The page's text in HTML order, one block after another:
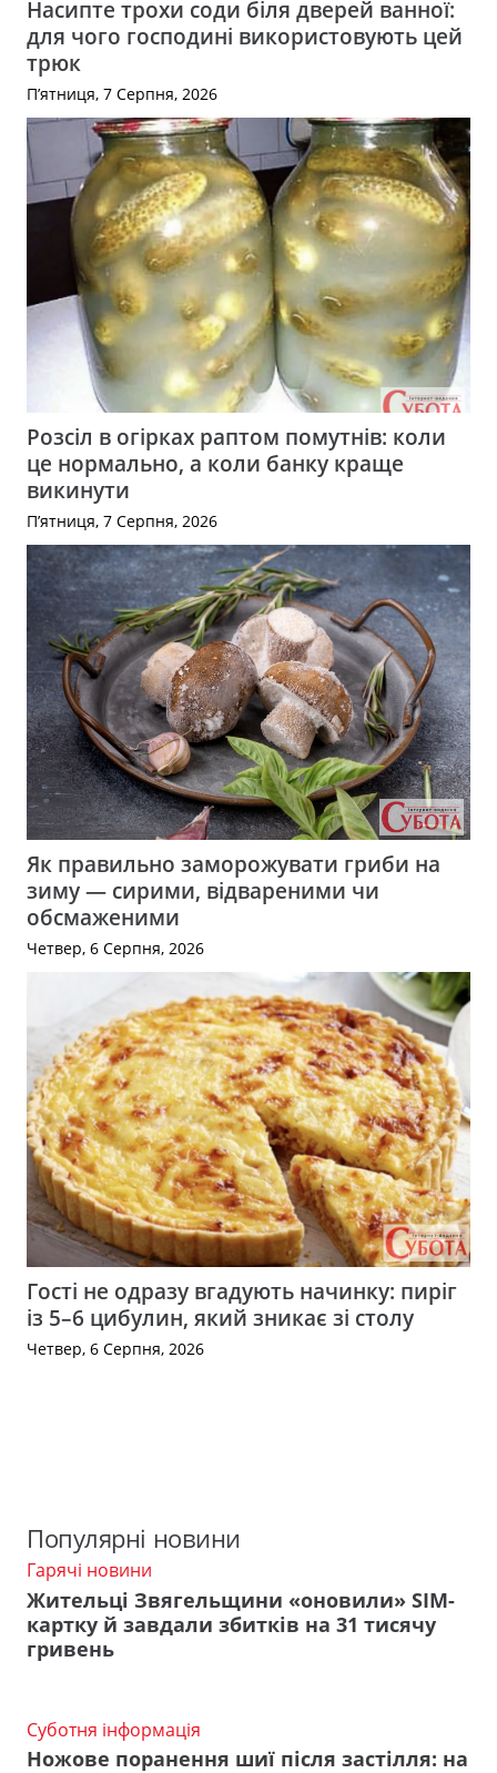
Насипте трохи соди біля дверей ванної:
для чого господині використовують цей
трюк
П’ятниця, 7 Серпня, 2026
Розсіл в огірках раптом помутнів: коли
це нормально, а коли банку краще
викинути
П’ятниця, 7 Серпня, 2026
Як правильно заморожувати гриби на
зиму — сирими, відвареними чи
обсмаженими
Четвер, 6 Серпня, 2026
Гості не одразу вгадують начинку: пиріг
із 5–6 цибулин, який зникає зі столу
Четвер, 6 Серпня, 2026
Популярні новини
Гарячі новини
Жительці Звягельщини «оновили» SIM-
картку й завдали збитків на 31 тисячу
гривень
Суботня інформація
Ножове поранення шиї після застілля: на